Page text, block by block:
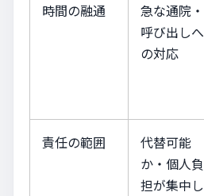
時間の融通
急な通院・
呼び出しへ
の対応
責任の範囲
代替可能
か・個人負
担が集中し